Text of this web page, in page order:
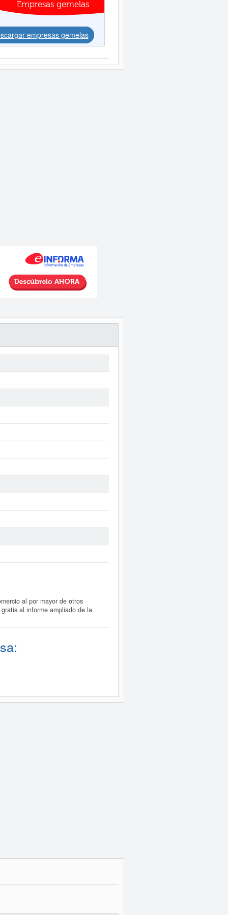
Empresas gemelas
empresas gemelas
al por mayor de otros
al informe ampliado de la